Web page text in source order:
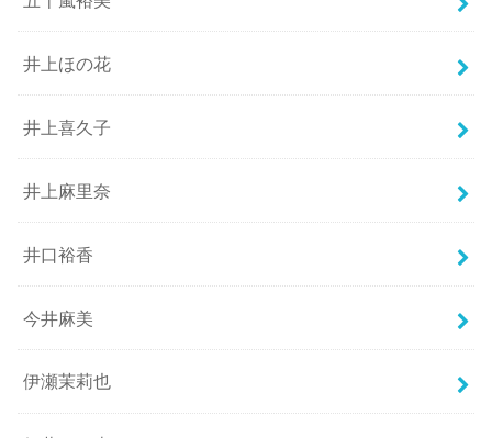
井上ほの花
井上喜久子
井上麻里奈
井口裕香
今井麻美
伊瀬茉莉也